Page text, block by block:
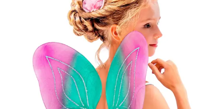
Téli játékok
Kiegészítő
termékek
Tündérpálca
3D-s